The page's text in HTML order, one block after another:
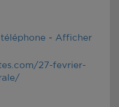
- Afficher
27-fevrier-